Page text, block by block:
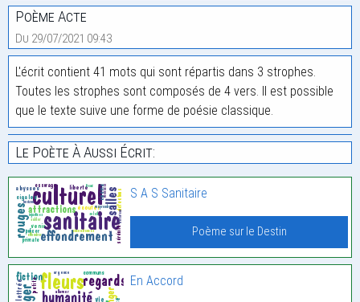
Poème Acte
Du 29/07/2021 09:43
L'écrit contient 41 mots qui sont répartis dans 3 strophes.
Toutes les strophes sont composés de 4 vers. Il est possible
que le texte suive une forme de poésie classique.
Le Poète À Aussi Écrit:
S A S Sanitaire
Poème sur le Destin
En Accord